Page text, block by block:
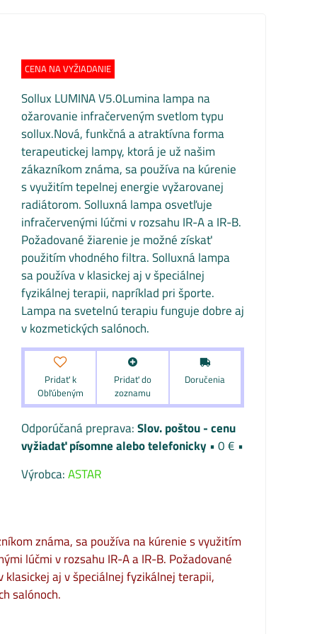
CENA NA VYŽIADANIE
Sollux LUMINA V5.0Lumina lampa na
ožarovanie infračerveným svetlom typu
sollux.Nová, funkčná a atraktívna forma
terapeutickej lampy, ktorá je už našim
zákazníkom známa, sa používa na kúrenie
s využitím tepelnej energie vyžarovanej
radiátorom. Solluxná lampa osvetľuje
infračervenými lúčmi v rozsahu IR-A a IR-B.
Požadované žiarenie je možné získať
použitím vhodného filtra. Solluxná lampa
sa používa v klasickej aj v špeciálnej
fyzikálnej terapii, napríklad pri športe.
Lampa na svetelnú terapiu funguje dobre aj
v kozmetických salónoch.
Pridať k
Obľúbeným
Pridať do
zoznamu
Doručenia
Slov. poštou - cenu
vyžiadať písomne alebo telefonicky •0 € •
Výrobca:ASTAR
známa, sa používa na kúrenie s využitím
lúčmi v rozsahu IR-A a IR-B. Požadované
aj v špeciálnej fyzikálnej terapii,
salónoch.